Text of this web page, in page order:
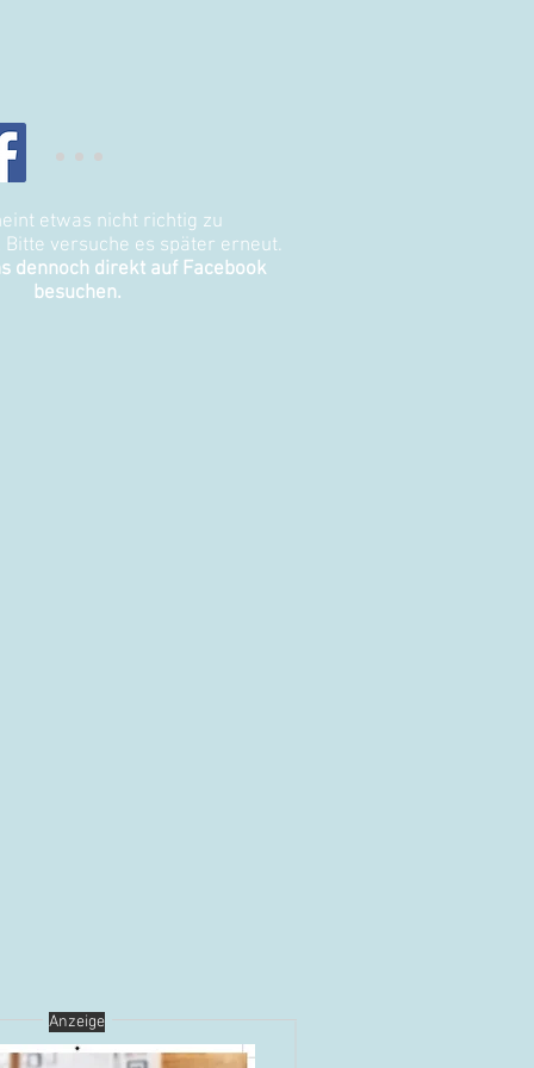
etwas nicht richtig zu
versuche es später erneut.
dennoch direkt auf Facebook
besuchen.
Anzeige